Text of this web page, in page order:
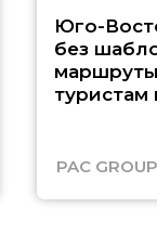
Юго-
без
туристам
PAC GROUP